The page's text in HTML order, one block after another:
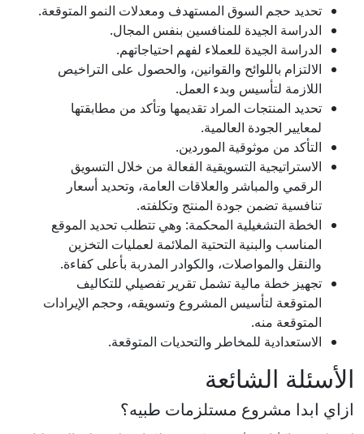
تحديد حجم السوق المستهدف ومعدلات النمو المتوقعة.
الدراسة الجيدة للمنافسين بنفس المجال.
الدراسة الجيدة للعملاء لفهم احتياجاتهم.
الالتزام باللوائح والقوانين، والحصول على التراخيص
اللازمة لتأسيس وبدء العمل.
تحديد المنتجات المراد تقديمها وتأكد من مطابقتها
لمعايير الجودة العالمية.
التأكد من موثوقية الموردين.
الاستراتيجية التسويقية الفعالة من خلال التسويق
الرقمي والمباشر والعلاقات العامة، وتحديد أسعار
تنافسية تضمن جودة المنتج وتكلفته.
الخطة التشغيلية المحكمة: وهي تتطلب تحديد الموقع
المناسب والبنية التحتية الملائمة لعمليات التخزين
والنقل والمواصلات، والكوادر المدربة بأعلى كفاءة.
تجهيز خطة مالية تشمل تقرير تفصيلي للتكاليف
المتوقعة لتأسيس المشروع وتسويقه، وحجم الإيرادات
المتوقعة منه.
الاستعدادية للمخاطر والتحديات المتوقعة.
الأسئلة الشائعة
ازاي ابدا مشروع مستلزمات طبيه؟